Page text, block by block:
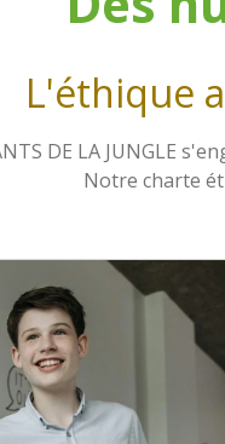
L'éthique
DE LA JUNGLE
Notre charte